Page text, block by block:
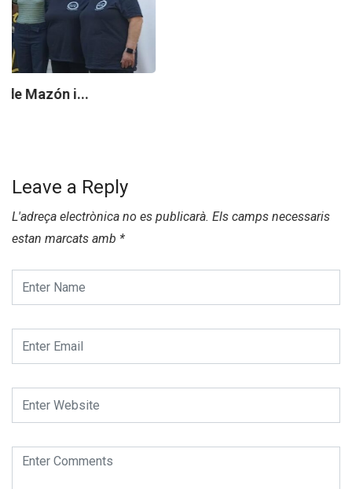
Leave a Reply
L'adreça electrònica no es publicarà. Els camps necessaris
estan marcats amb *